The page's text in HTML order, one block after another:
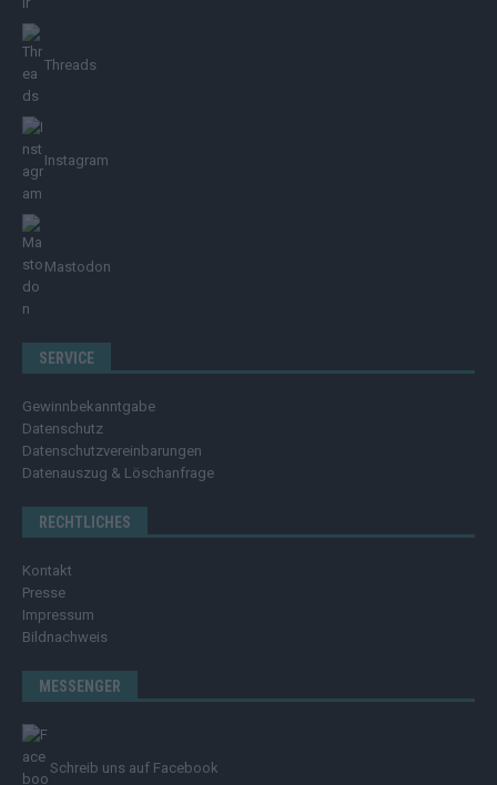
Threads
Instagram
Mastodon
SERVICE
Gewinnbekanntgabe
Datenschutz
Datenschutzvereinbarungen
Datenauszug & Löschanfrage
RECHTLICHES
Kontakt
Presse
Impressum
Bildnachweis
MESSENGER
Schreib uns auf Facebook